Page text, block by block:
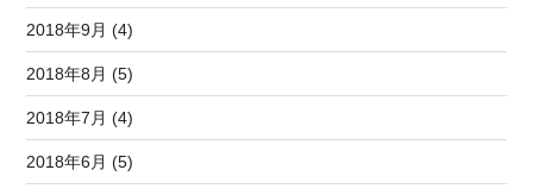
2018年9月 (4)
2018年8月 (5)
2018年7月 (4)
2018年6月 (5)